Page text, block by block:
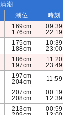
満潮
潮位 時刻
169cm
176cm
09:39
22:19
175cm
188cm
10:39
23:00
186cm
197cm
11:20
23:49
197cm
204cm
11:59
207cm
208cm
00:19
12:39
213cm
00:59